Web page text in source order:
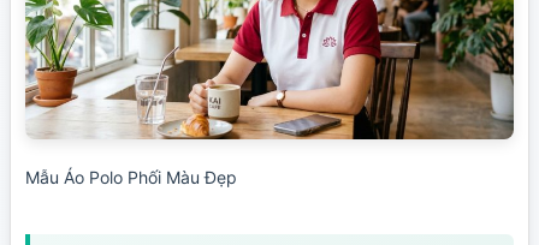
Mẫu Áo Polo Phối Màu Đẹp